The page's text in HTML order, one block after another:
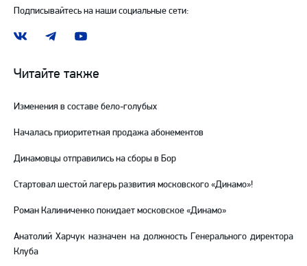
Подписывайтесь на наши социальные сети:
Наша
ВКонтакте
Наш
в
Telegram
Наш
YouTube
Читайте также
Изменения в составе бело-голубых
Началась приоритетная продажа абонементов
Динамовцы отправились на сборы в Бор
Стартовал шестой лагерь развития московского «Динамо»!
Роман Калиниченко покидает московское «Динамо»
Анатолий Харчук назначен на должность Генерального директора
Клуба